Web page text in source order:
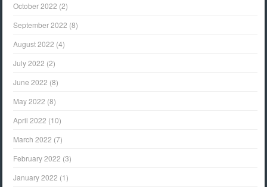
October 2022 (2)
September 2022 (8)
August 2022 (4)
July 2022 (2)
June 2022 (8)
May 2022 (8)
April 2022 (10)
March 2022 (7)
February 2022 (3)
January 2022 (1)